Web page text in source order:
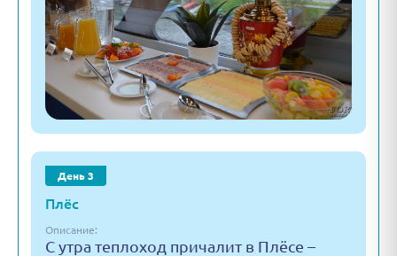
День 3
Плёс
Описание:
С утра теплоход причалит в Плёсе –